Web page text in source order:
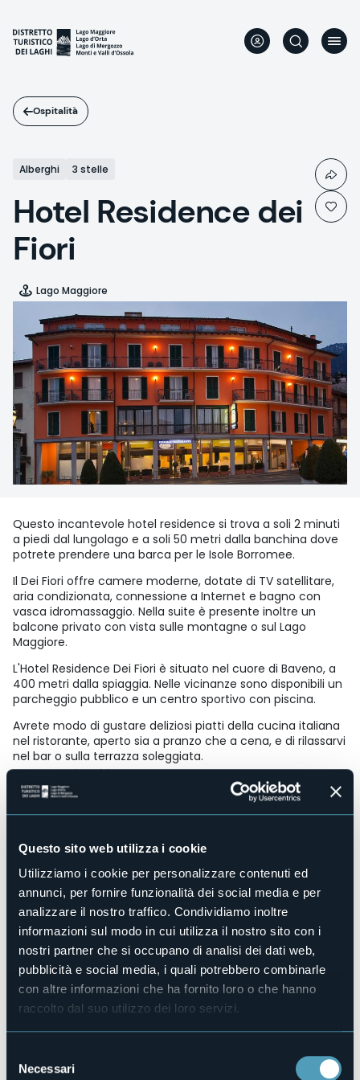
Questo sito web utilizza i cookie
Utilizziamo i cookie per personalizzare contenuti ed
annunci, per fornire funzionalità dei social media e per
analizzare il nostro traffico. Condividiamo inoltre
informazioni sul modo in cui utilizza il nostro sito con i
nostri partner che si occupano di analisi dei dati web,
pubblicità e social media, i quali potrebbero combinarle
con altre informazioni che ha fornito loro o che hanno
raccolto dal suo utilizzo dei loro servizi.
delNecessari
contenuto
principale
Ospitalità
Alberghi 3 stelle
Hotel Residence dei
Fiori
Lago Maggiore
Questo incantevole hotel residence si trova a soli 2 minuti
a piedi dal lungolago e a soli 50 metri dalla banchina dove
potrete prendere una barca per le Isole Borromee.
Il Dei Fiori offre camere moderne, dotate di TV satellitare,
aria condizionata, connessione a Internet e bagno con
vasca idromassaggio. Nella suite è presente inoltre un
balcone privato con vista sulle montagne o sul Lago
Maggiore.
L'Hotel Residence Dei Fiori è situato nel cuore di Baveno, a
400 metri dalla spiaggia. Nelle vicinanze sono disponibili un
parcheggio pubblico e un centro sportivo con piscina.
Avrete modo di gustare deliziosi piatti della cucina italiana
nel ristorante, aperto sia a pranzo che a cena, e di rilassarvi
nel bar o sulla terrazza soleggiata.
Accesso disabili
Sì
Centro benessere
Sala congressi
No
Piscina
Animali ammessi
Camere
8
Posti letto
14